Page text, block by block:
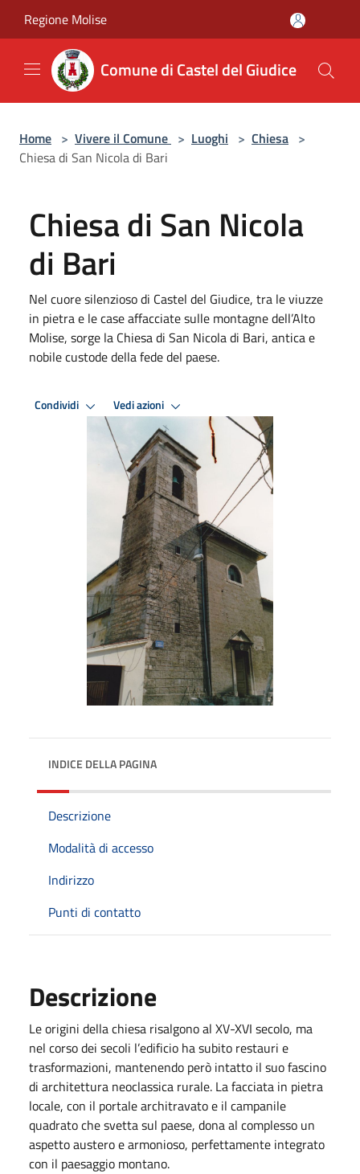
Regione Molise
Comune di Castel del Giudice
Home > Vivere il Comune > Luoghi > Chiesa >
Chiesa di San Nicola di Bari
Chiesa di San Nicola
di Bari
Nel cuore silenzioso di Castel del Giudice, tra le viuzze
in pietra e le case affacciate sulle montagne dell’Alto
Molise, sorge la Chiesa di San Nicola di Bari, antica e
nobile custode della fede del paese.
Condividi Vedi azioni
INDICE DELLA PAGINA
Descrizione
Modalità di accesso
Indirizzo
Punti di contatto
Descrizione
Le origini della chiesa risalgono al XV-XVI secolo, ma
nel corso dei secoli l’edificio ha subito restauri e
trasformazioni, mantenendo però intatto il suo fascino
di architettura neoclassica rurale. La facciata in pietra
locale, con il portale architravato e il campanile
quadrato che svetta sul paese, dona al complesso un
aspetto austero e armonioso, perfettamente integrato
con il paesaggio montano.